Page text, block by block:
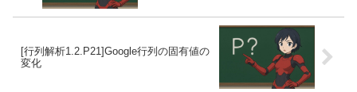
[行列解析1.2.P21]Google行列の固有値の
変化